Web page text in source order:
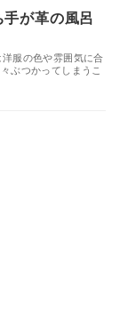
が革の風呂
服の色や雰囲気に合
ぶつかってしまうこ